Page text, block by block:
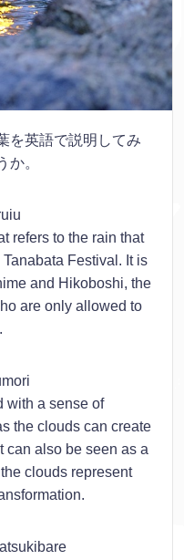
を英語で説明してみ
か。
refers to the rain that
Festival. It is
and Hikoboshi, the
are only allowed to
with a sense of
the clouds can create
can also be seen as a
clouds represent